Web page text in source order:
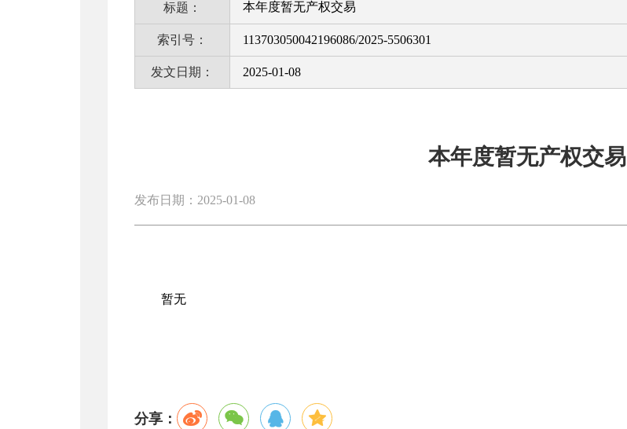
标题： 本年度暂无产权交易
索引号： 113703050042196086/2025-5506301
发文日期： 2025-01-08
本年度暂无产权交易
发布日期：2025-01-08
暂无
分享：